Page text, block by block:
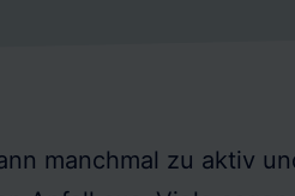
manchmal zu aktiv